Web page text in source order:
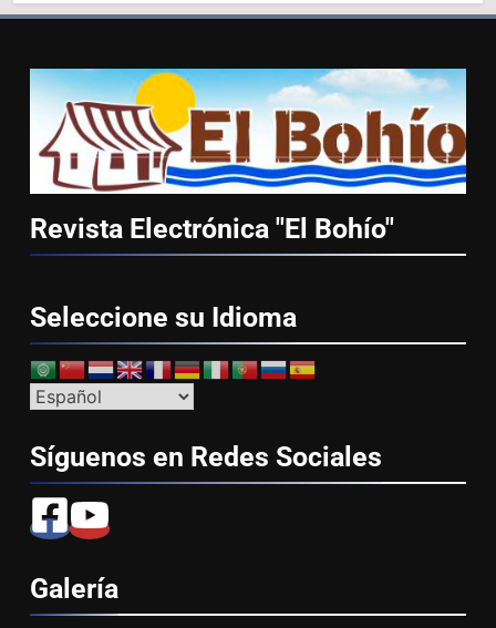
Revista Electrónica "El Bohío"
Seleccione su Idioma
Síguenos en Redes Sociales
Galería